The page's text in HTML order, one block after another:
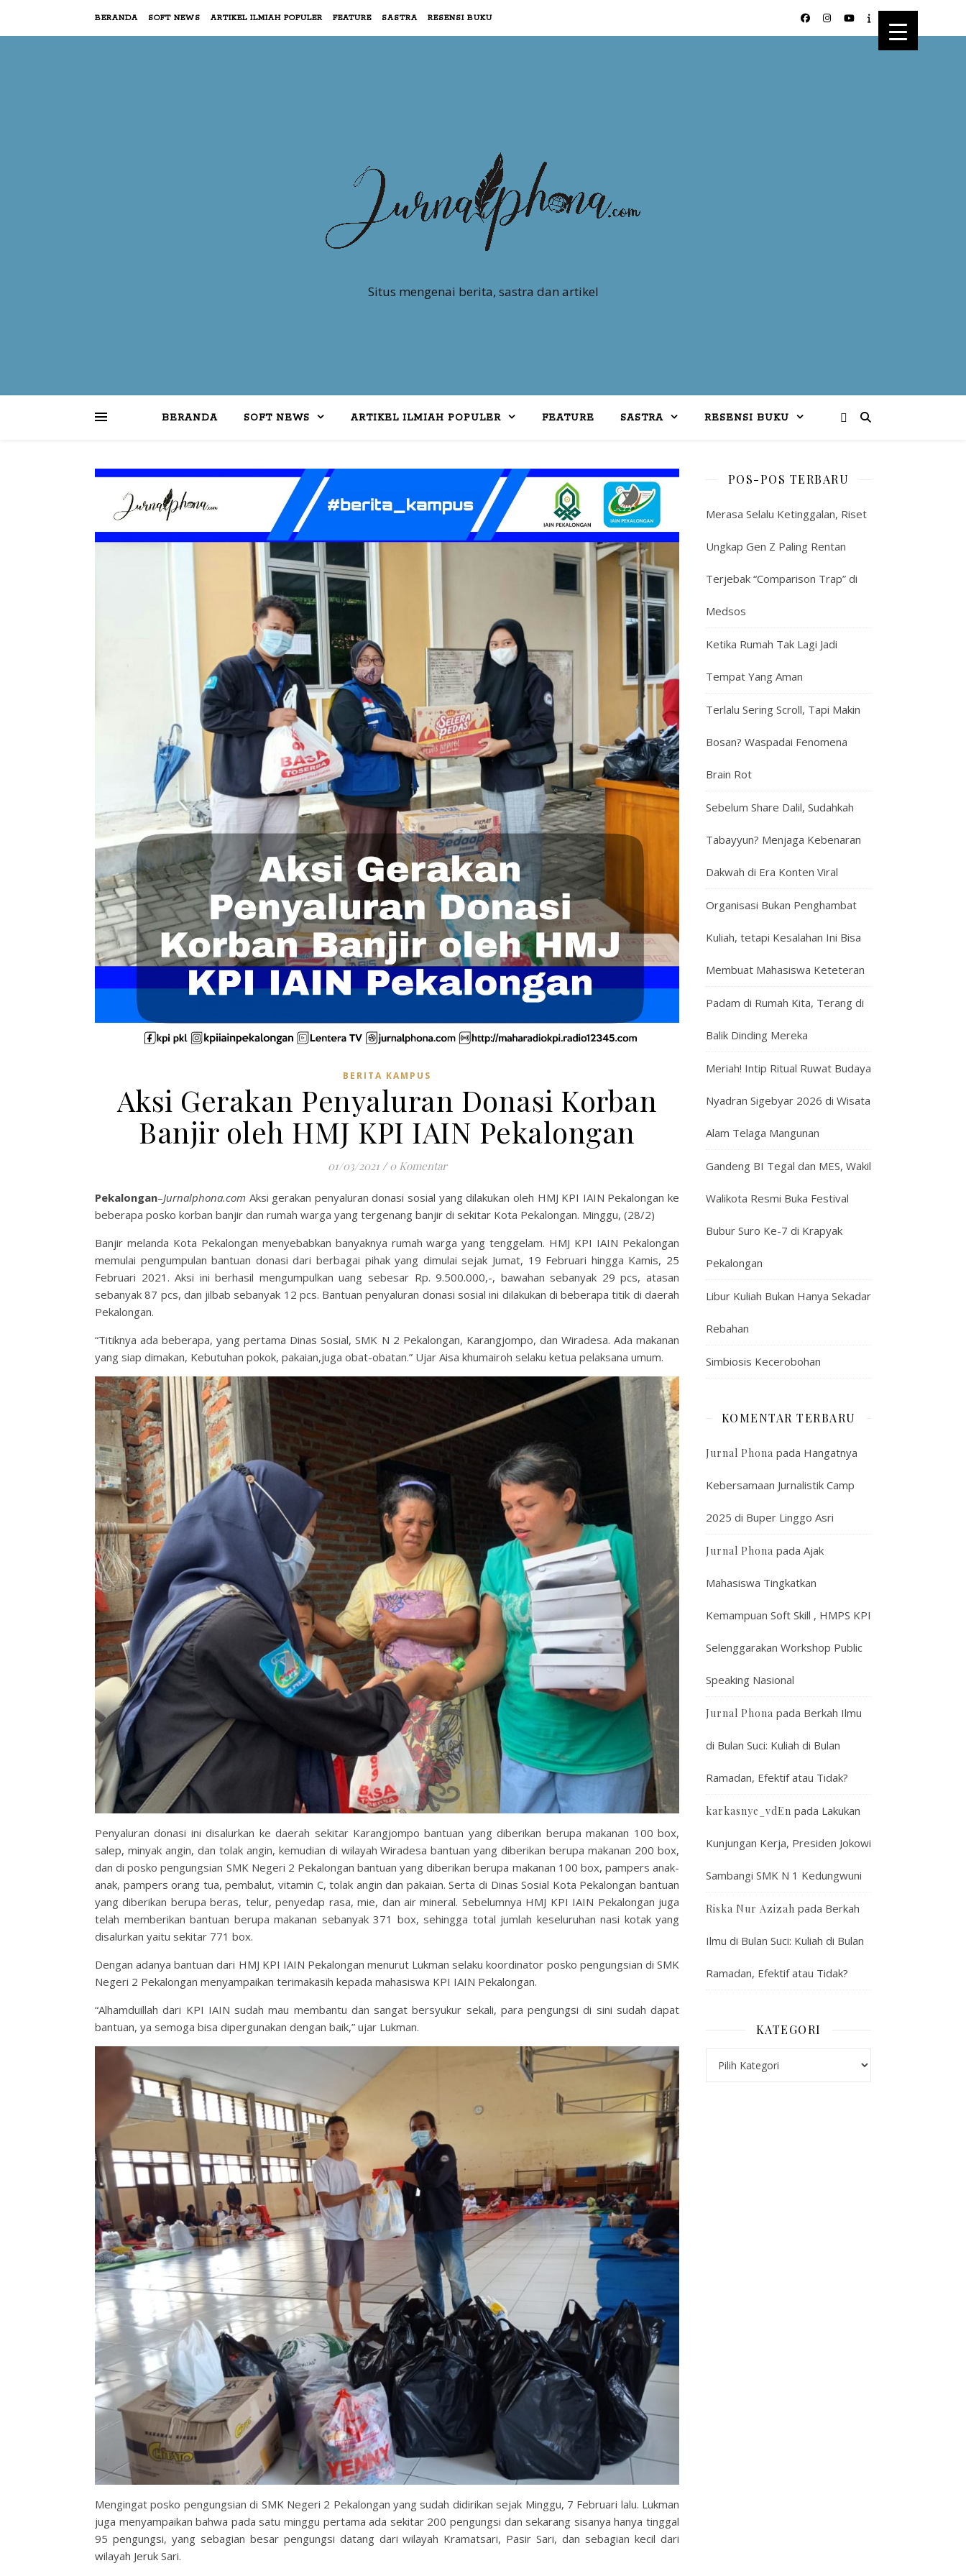
BERANDA SOFT NEWS ARTIKEL ILMIAH POPULER FEATURE SASTRA RESENSI BUKU
Situs mengenai berita, sastra dan artikel
BERANDA SOFT NEWS ARTIKEL ILMIAH POPULER FEATURE SASTRA RESENSI BUKU
BERITA KAMPUS
Aksi Gerakan Penyaluran Donasi Korban
Banjir oleh HMJ KPI IAIN Pekalongan
01/03/2021 / 0 Komentar
Pekalongan–Jurnalphona.com Aksi gerakan penyaluran donasi sosial yang dilakukan oleh HMJ KPI IAIN Pekalongan ke
beberapa posko korban banjir dan rumah warga yang tergenang banjir di sekitar Kota Pekalongan. Minggu, (28/2)
Banjir melanda Kota Pekalongan menyebabkan banyaknya rumah warga yang tenggelam. HMJ KPI IAIN Pekalongan
memulai pengumpulan bantuan donasi dari berbagai pihak yang dimulai sejak Jumat, 19 Februari hingga Kamis, 25
Februari 2021. Aksi ini berhasil mengumpulkan uang sebesar Rp. 9.500.000,-, bawahan sebanyak 29 pcs, atasan
sebanyak 87 pcs, dan jilbab sebanyak 12 pcs. Bantuan penyaluran donasi sosial ini dilakukan di beberapa titik di daerah
Pekalongan.
“Titiknya ada beberapa, yang pertama Dinas Sosial, SMK N 2 Pekalongan, Karangjompo, dan Wiradesa. Ada makanan
yang siap dimakan, Kebutuhan pokok, pakaian,juga obat-obatan.” Ujar Aisa khumairoh selaku ketua pelaksana umum.
Penyaluran donasi ini disalurkan ke daerah sekitar Karangjompo bantuan yang diberikan berupa makanan 100 box,
salep, minyak angin, dan tolak angin, kemudian di wilayah Wiradesa bantuan yang diberikan berupa makanan 200 box,
dan di posko pengungsian SMK Negeri 2 Pekalongan bantuan yang diberikan berupa makanan 100 box, pampers anak-
anak, pampers orang tua, pembalut, vitamin C, tolak angin dan pakaian. Serta di Dinas Sosial Kota Pekalongan bantuan
yang diberikan berupa beras, telur, penyedap rasa, mie, dan air mineral. Sebelumnya HMJ KPI IAIN Pekalongan juga
telah memberikan bantuan berupa makanan sebanyak 371 box, sehingga total jumlah keseluruhan nasi kotak yang
disalurkan yaitu sekitar 771 box.
Dengan adanya bantuan dari HMJ KPI IAIN Pekalongan menurut Lukman selaku koordinator posko pengungsian di SMK
Negeri 2 Pekalongan menyampaikan terimakasih kepada mahasiswa KPI IAIN Pekalongan.
“Alhamduillah dari KPI IAIN sudah mau membantu dan sangat bersyukur sekali, para pengungsi di sini sudah dapat
bantuan, ya semoga bisa dipergunakan dengan baik,” ujar Lukman.
Mengingat posko pengungsian di SMK Negeri 2 Pekalongan yang sudah didirikan sejak Minggu, 7 Februari lalu. Lukman
juga menyampaikan bahwa pada satu minggu pertama ada sekitar 200 pengungsi dan sekarang sisanya hanya tinggal
95 pengungsi, yang sebagian besar pengungsi datang dari wilayah Kramatsari, Pasir Sari, dan sebagian kecil dari
wilayah Jeruk Sari.
POS-POS TERBARU
Merasa Selalu Ketinggalan, Riset
Ungkap Gen Z Paling Rentan
Terjebak “Comparison Trap” di
Medsos
Ketika Rumah Tak Lagi Jadi
Tempat Yang Aman
Terlalu Sering Scroll, Tapi Makin
Bosan? Waspadai Fenomena
Brain Rot
Sebelum Share Dalil, Sudahkah
Tabayyun? Menjaga Kebenaran
Dakwah di Era Konten Viral
Organisasi Bukan Penghambat
Kuliah, tetapi Kesalahan Ini Bisa
Membuat Mahasiswa Keteteran
Padam di Rumah Kita, Terang di
Balik Dinding Mereka
Meriah! Intip Ritual Ruwat Budaya
Nyadran Sigebyar 2026 di Wisata
Alam Telaga Mangunan
Gandeng BI Tegal dan MES, Wakil
Walikota Resmi Buka Festival
Bubur Suro Ke-7 di Krapyak
Pekalongan
Libur Kuliah Bukan Hanya Sekadar
Rebahan
Simbiosis Kecerobohan
KOMENTAR TERBARU
Jurnal Phona pada Hangatnya
Kebersamaan Jurnalistik Camp
2025 di Buper Linggo Asri
Jurnal Phona pada Ajak
Mahasiswa Tingkatkan
Kemampuan Soft Skill , HMPS KPI
Selenggarakan Workshop Public
Speaking Nasional
Jurnal Phona pada Berkah Ilmu
di Bulan Suci: Kuliah di Bulan
Ramadan, Efektif atau Tidak?
karkasnye_vdEn pada Lakukan
Kunjungan Kerja, Presiden Jokowi
Sambangi SMK N 1 Kedungwuni
Riska Nur Azizah pada Berkah
Ilmu di Bulan Suci: Kuliah di Bulan
Ramadan, Efektif atau Tidak?
KATEGORI